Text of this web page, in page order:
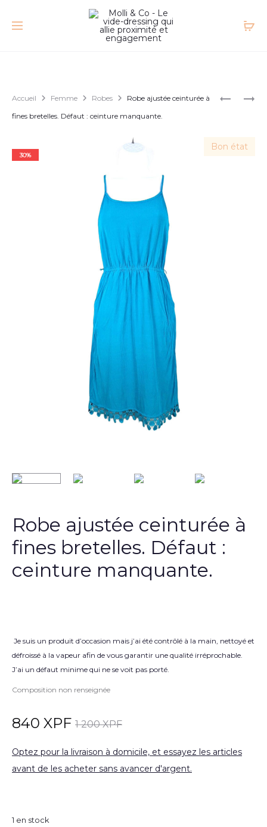
Accueil Femme Robes
Robe ajustée ceinturée à
fines bretelles. Défaut : ceinture manquante.
30%
Bon état
Robe ajustée ceinturée à
fines bretelles. Défaut :
ceinture manquante.
Je suis un produit d’occasion mais j’ai été contrôlé à la main, nettoyé et
défroissé à la vapeur afin de vous garantir une qualité irréprochable.
J’ai un défaut minime qui ne se voit pas porté.
Composition non renseignée
1 200XPF
840 XPF
Optez pour la livraison à domicile, et essayez les articles
avant de les acheter sans avancer d'argent.
1 en stock